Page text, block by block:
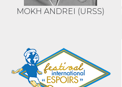
MOKH ANDREI (URSS)